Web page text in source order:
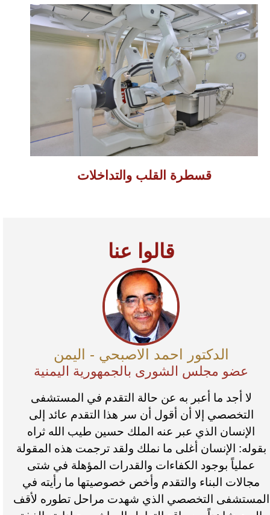
قسطرة القلب والتداخلات
قالوا عنا
الدكتور احمد الاصبحي - اليمن
عضو مجلس الشورى بالجمهورية اليمنية
لا أجد ما أعبر به عن حالة التقدم في المستشفى
التخصصي إلا أن أقول أن سر هذا التقدم عائد إلى
الإنسان الذي عبر عنه الملك حسين طيب الله ثراه
بقوله: الإنسان أغلى ما نملك ولقد ترجمت هذه المقولة
عملياً بوجود الكفاءات والقدرات المؤهلة في شتى
مجالات البناء والتقدم وأخص خصوصيتها ما رأيته في
المستشفى التخصصي الذي شهدت مراحل تطوره لأقف